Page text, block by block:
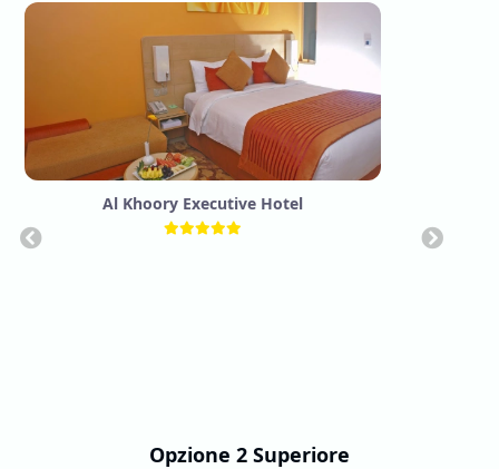
Al Khoory Executive Hotel
Opzione 2 Superiore